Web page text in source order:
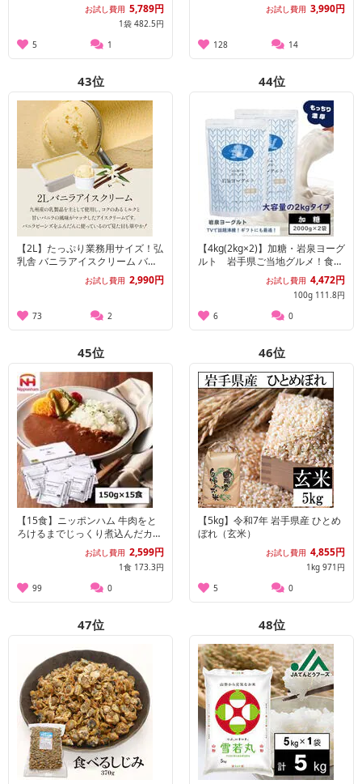
お試し費用 5,789円
1袋 482.5円
5
1
お試し費用 3,990円
128 14
43位
【2L】たっぷり業務用サイズ！弘
乳舎 バニラアイスクリーム バル
お試し費用 2,990円
73 2
44位
【4kg(2kg×2)】加糖・岩泉ヨーグ
ルト 岩手県ご当地グルメ！食感
やみつき！ 発酵食品お試し費用 4,472円
100g 111.8円
6
0
45位
【15食】ニッポンハム 牛肉をと
ろけるまでじっくり煮込んだカレ
ーセット/BC-30Rお試し費用 2,599円
1食 173.3円
99
0
46位
【5kg】令和7年 岩手県産 ひとめ
ぼれ（玄米）
お試し費用 4,855円
1kg 971円
5
0
47位 48位